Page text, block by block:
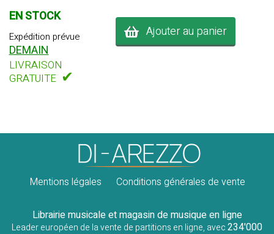
EN STOCK
Expédition prévue
DEMAIN
LIVRAISON
GRATUITE ✔
Ajouter au panier
Mentions légales Conditions générales de vente
Librairie musicale et magasin de musique en ligne
Leader européen de la vente de partitions en ligne, avec234'000